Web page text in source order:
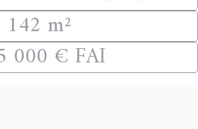
142 m²
000 € FAI